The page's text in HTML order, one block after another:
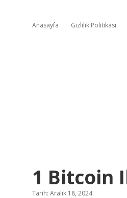
Anasayfa Gizlilik Politikası
1 Bitcoin
Tarih: Aralık 18, 2024